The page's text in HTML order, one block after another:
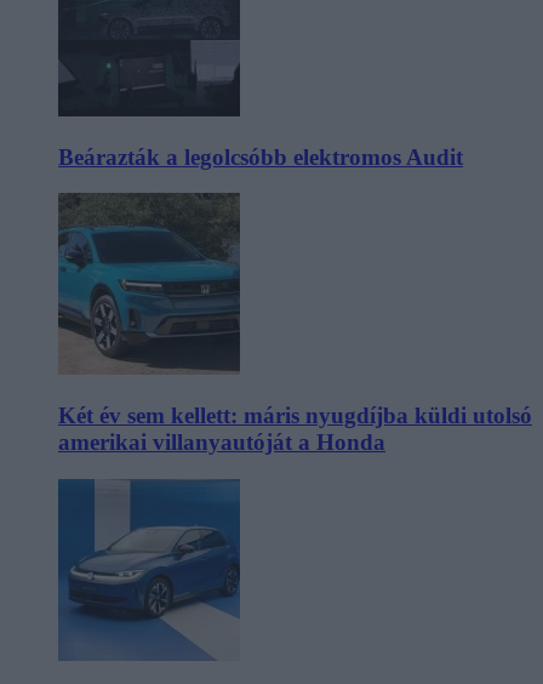
Beárazták a legolcsóbb elektromos Audit
Két év sem kellett: máris nyugdíjba küldi utolsó
amerikai villanyautóját a Honda